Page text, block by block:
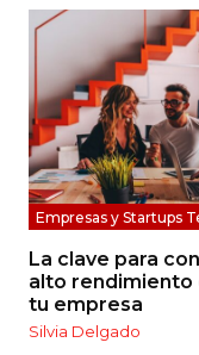
Empresas y Startups
La clave para
alto rendimiento
tu empresa
Silvia Delgado